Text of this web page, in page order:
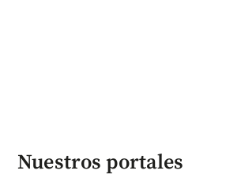
Nuestros portales